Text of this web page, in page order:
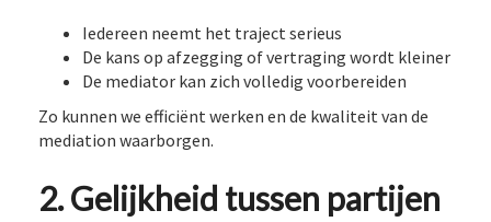
Iedereen neemt het traject serieus
De kans op afzegging of vertraging wordt kleiner
De mediator kan zich volledig voorbereiden
Zo kunnen we efficiënt werken en de kwaliteit van de
mediation waarborgen.
2. Gelijkheid tussen partijen